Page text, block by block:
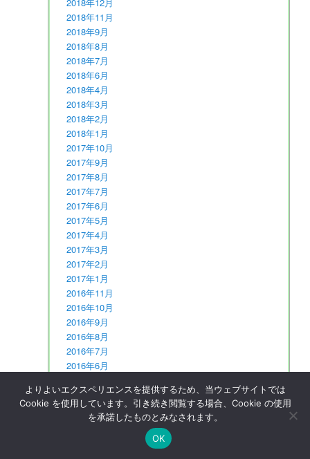
2018年11月
2018年9月
2018年8月
2018年7月
2018年6月
2018年4月
2018年3月
2018年2月
2018年1月
2017年10月
2017年9月
2017年8月
2017年7月
2017年6月
2017年5月
2017年4月
2017年3月
2017年2月
2017年1月
2016年11月
2016年10月
2016年9月
2016年8月
2016年7月
2016年6月
2016年4月
2016年3月
2016年2月
よりよいエクスペリエンスを提供するため、当ウェブサイトでは
Cookie を使用しています。引き続き閲覧する場合、Cookie の使用
を承諾したものとみなされます。
OK